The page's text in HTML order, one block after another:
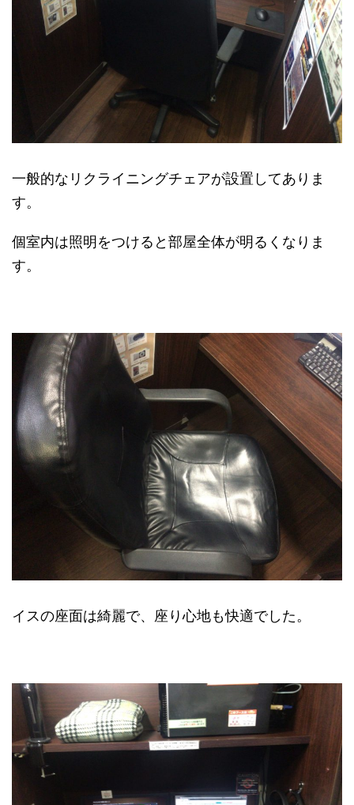
一般的なリクライニングチェアが設置してありま
す。
個室内は照明をつけると部屋全体が明るくなりま
す。
イスの座面は綺麗で、座り心地も快適でした。